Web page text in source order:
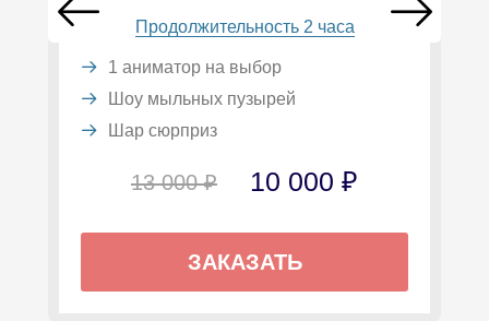
Продолжительность 2 часа
1 аниматор на выбор
Шоу мыльных пузырей
Шар сюрприз
13 000 ₽ 10 000 ₽
ЗАКАЗАТЬ